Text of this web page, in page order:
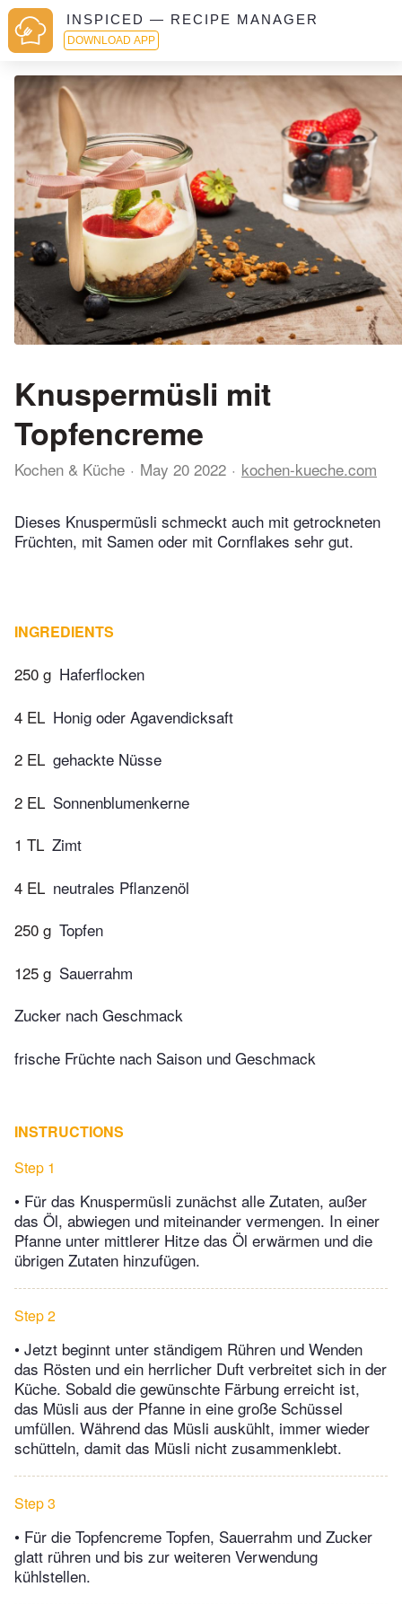
INSPICED — RECIPE MANAGER
DOWNLOAD APP
Knuspermüsli mit
Topfencreme
Kochen & Küche May 20 2022 kochen-kueche.com
Dieses Knuspermüsli schmeckt auch mit getrockneten
Früchten, mit Samen oder mit Cornflakes sehr gut.
INGREDIENTS
250 g Haferflocken
4 EL Honig oder Agavendicksaft
2 EL gehackte Nüsse
2 EL Sonnenblumenkerne
1 TL Zimt
4 EL neutrales Pflanzenöl
250 g Topfen
125 g Sauerrahm
Zucker nach Geschmack
frische Früchte nach Saison und Geschmack
INSTRUCTIONS
Step 1
• Für das Knuspermüsli zunächst alle Zutaten, außer
das Öl, abwiegen und miteinander vermengen. In einer
Pfanne unter mittlerer Hitze das Öl erwärmen und die
übrigen Zutaten hinzufügen.
Step 2
• Jetzt beginnt unter ständigem Rühren und Wenden
das Rösten und ein herrlicher Duft verbreitet sich in der
Küche. Sobald die gewünschte Färbung erreicht ist,
das Müsli aus der Pfanne in eine große Schüssel
umfüllen. Während das Müsli auskühlt, immer wieder
schütteln, damit das Müsli nicht zusammenklebt.
Step 3
• Für die Topfencreme Topfen, Sauerrahm und Zucker
glatt rühren und bis zur weiteren Verwendung
kühlstellen.